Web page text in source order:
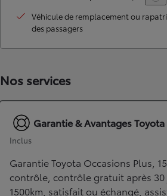
Véhicule de remplacement ou
des passagers
Nos services
Garantie & Avantages
Inclus
Garantie Toyota Occasions Plus,
contrôle, contrôle gratuit après 30
1500km, satisfait ou échangé,